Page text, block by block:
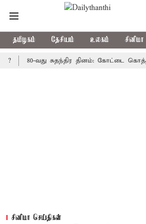
தமிழகம் தேசியம் உலகம் சினிமா
80-வது சுதந்திர தினம்: கோட்டை
சினிமா செய்திகள்